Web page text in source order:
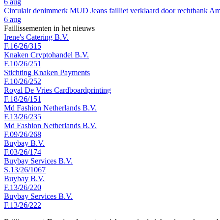
Circulair denimmerk MUD Jeans failliet verklaard door rechtbank
6 aug
Faillissementen in het nieuws
Irene's Catering B.V.
F.16/26/315
Knaken Cryptohandel B.V.
F.10/26/251
Stichting Knaken Payments
F.10/26/252
Royal De Vries Cardboardprinting
F.18/26/151
Md Fashion Netherlands B.V.
F.13/26/235
Md Fashion Netherlands B.V.
F.09/26/268
Buybay B.V.
F.03/26/174
Buybay Services B.V.
S.13/26/1067
Buybay B.V.
F.13/26/220
Buybay Services B.V.
F.13/26/222